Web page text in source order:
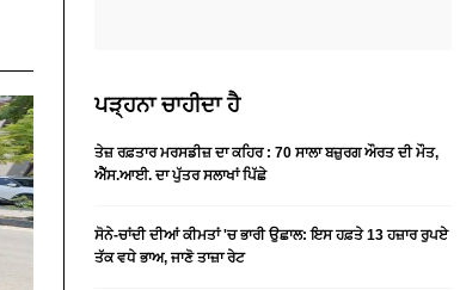
ਪੜ੍ਹਨਾ ਚਾਹੀਦਾ ਹੈ
ਤੇਜ਼ ਰਫ਼ਤਾਰ ਮਰਸਡੀਜ਼ ਦਾ ਕਹਿਰ : 70 ਸਾਲਾ ਬਜ਼ੁਰਗ ਔਰਤ ਦੀ ਮੌਤ,
ਐੱਸ.ਆਈ. ਦਾ ਪੁੱਤਰ ਸਲਾਖਾਂ ਪਿੱਛੇ
ਸੋਨੇ-ਚਾਂਦੀ ਦੀਆਂ ਕੀਮਤਾਂ 'ਚ ਭਾਰੀ ਉਛਾਲ: ਇਸ ਹਫ਼ਤੇ 13 ਹਜ਼ਾਰ ਰੁਪਏ
ਤੱਕ ਵਧੇ ਭਾਅ, ਜਾਣੋ ਤਾਜ਼ਾ ਰੇਟ